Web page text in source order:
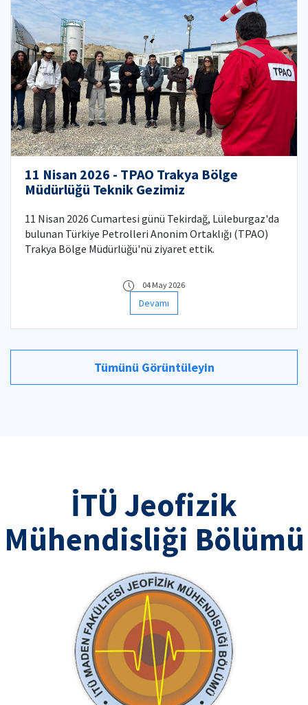
11 Nisan 2026 - TPAO Trakya Bölge
Müdürlüğü Teknik Gezimiz
11 Nisan 2026 Cumartesi günü Tekirdağ, Lüleburgaz'da
bulunan Türkiye Petrolleri Anonim Ortaklığı (TPAO)
Trakya Bölge Müdürlüğü'nü ziyaret ettik.
04 May 2026
Devamı
Tümünü Görüntüleyin
İTÜ Jeofizik
Mühendisliği Bölümü